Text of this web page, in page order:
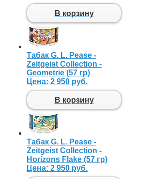
В корзину
Табак G. L. Pease -
Zeitgeist Collection -
Geometrie (57 гр)
Цена: 2 950 руб.
В корзину
Табак G. L. Pease -
Zeitgeist Collection -
Horizons Flake (57 гр)
Цена: 2 950 руб.